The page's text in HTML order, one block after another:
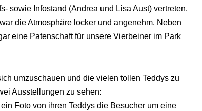
sowie Infostand (Andrea und Lisa Aust) vertreten.
die Atmosphäre locker und angenehm. Neben
eine Patenschaft für unsere Vierbeiner im Park
umzuschauen und die vielen tollen Teddys zu
Ausstellungen zu sehen:
Foto von ihren Teddys die Besucher um eine